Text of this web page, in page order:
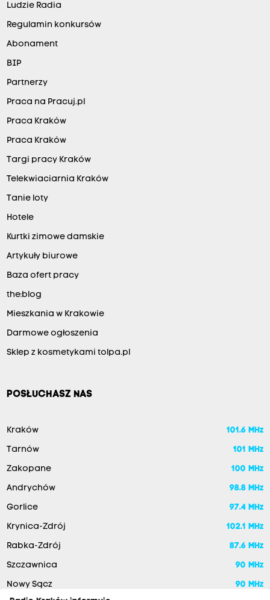
Ludzie Radia
Regulamin konkursów
Abonament
BIP
Partnerzy
Praca na Pracuj.pl
Praca Kraków
Praca Kraków
Targi pracy Kraków
Telekwiaciarnia Kraków
Tanie loty
Hotele
Kurtki zimowe damskie
Artykuły biurowe
Baza ofert pracy
the:blog
Mieszkania w Krakowie
Darmowe ogłoszenia
Sklep z kosmetykami tolpa.pl
POSŁUCHASZ NAS
Kraków 101.6 MHz
Tarnów 101 MHz
Zakopane 100 MHz
Andrychów 98.8 MHz
Gorlice 97.4 MHz
Krynica-Zdrój 102.1 MHz
Rabka-Zdrój 87.6 MHz
Szczawnica 90 MHz
Nowy Sącz
90 MHz